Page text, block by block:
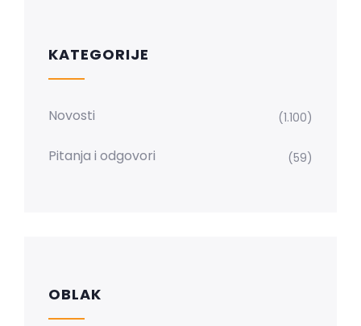
KATEGORIJE
Novosti (1.100)
Pitanja i odgovori (59)
OBLAK